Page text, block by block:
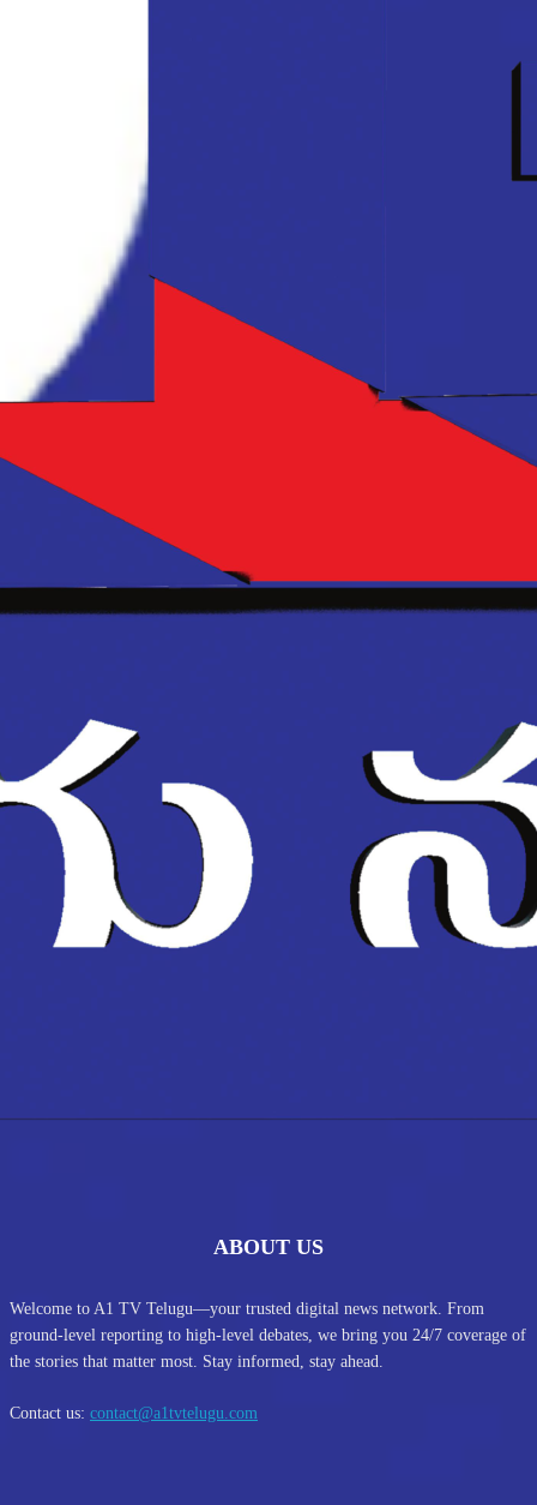
ABOUT US
Welcome to A1 TV Telugu—your trusted digital news network. From
ground-level reporting to high-level debates, we bring you 24/7 coverage of
the stories that matter most. Stay informed, stay ahead.
Contact us: contact@a1tvtelugu.com